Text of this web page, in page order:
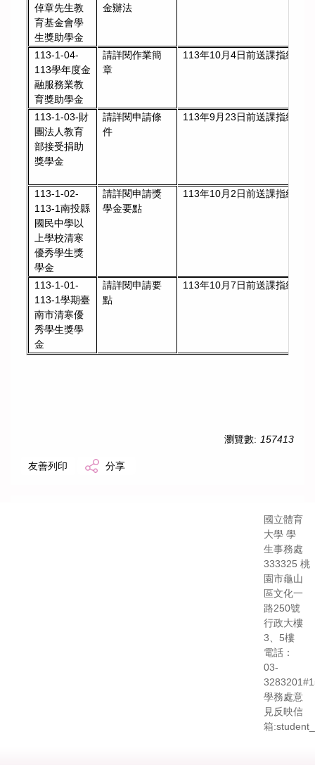
倬章先生教
育基金會學
生獎助學金
金辦法
113-1-04-
113學年度金
融服務業教
育獎助學金
請詳閱作業簡
章
113年10月4日前送課指組彙辦
113-1-03-財
團法人教育
部接受捐助
獎學金
請詳閱申請條
件
113年9月23日前送課指組彙辦
113-1-02-
113-1南投縣
國民中學以
上學校清寒
優秀學生獎
學金
請詳閱申請獎
學金要點
113年10月2日前送課指組彙辦
113-1-01-
113-1學期臺
南市清寒優
秀學生獎學
金
請詳閱申請要
點
113年10月7日前送課指組彙辦
瀏覽數: 157413
友善列印 分享
國立體育
大學 學
生事務處
333325 桃
園市龜山
區文化一
路250號
行政大樓
3、5樓
電話：
03-
學務處意
見反映信
箱